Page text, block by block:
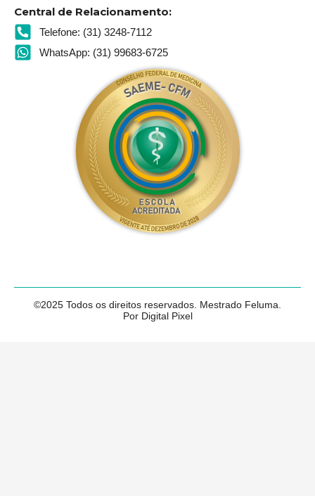
Central de Relacionamento:
Telefone: (31) 3248-7112
WhatsApp: (31) 99683-6725
©2025 Todos os direitos reservados. Mestrado Feluma.
Por Digital Pixel